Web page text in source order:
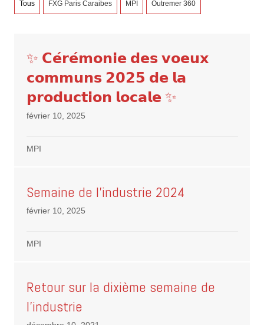
Tous FXG Paris Caraibes MPI Outremer 360
✨ 𝗖𝗲́𝗿𝗲́𝗺𝗼𝗻𝗶𝗲 𝗱𝗲𝘀 𝘃𝗼𝗲𝘂𝘅
𝗰𝗼𝗺𝗺𝘂𝗻𝘀 𝟮𝟬𝟮𝟱 𝗱𝗲 𝗹𝗮
𝗽𝗿𝗼𝗱𝘂𝗰𝘁𝗶𝗼𝗻 𝗹𝗼𝗰𝗮𝗹𝗲 ✨
février 10, 2025
MPI
Semaine de l’industrie 2024
février 10, 2025
MPI
Retour sur la dixième semaine de
l’industrie